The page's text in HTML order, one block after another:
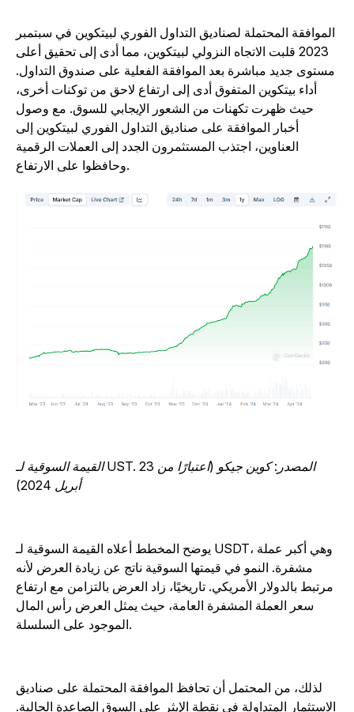
الموافقة المحتملة لصناديق التداول الفوري لبيتكوين في سبتمبر
2023 قلبت الاتجاه النزولي لبيتكوين، مما أدى إلى تحقيق أعلى
مستوى جديد مباشرة بعد الموافقة الفعلية على صندوق التداول.
أداء بيتكوين المتفوق أدى إلى ارتفاع لاحق من توكنات أخرى،
حيث ظهرت تكهنات من الشعور الإيجابي للسوق. مع وصول
أخبار الموافقة على صناديق التداول الفوري لبيتكوين إلى
العناوين، اجتذب المستثمرون الجدد إلى العملات الرقمية
القيمة السوقية لـ UST. المصدر: كوين جيكو (اعتبارًا من 23
أبريل 2024)
يوضح المخطط أعلاه القيمة السوقية لـ USDT، وهي أكبر عملة
مشفرة. النمو في قيمتها السوقية ناتج عن زيادة العرض لأنه
مرتبط بالدولار الأمريكي. تاريخيًا، زاد العرض بالتزامن مع ارتفاع
سعر العملة المشفرة العامة، حيث يمثل العرض رأس المال
لذلك، من المحتمل أن تحافظ الموافقة المحتملة على صناديق
الاستثمار المتداولة في نقطة الإيثر على السوق الصاعدة الحالية.